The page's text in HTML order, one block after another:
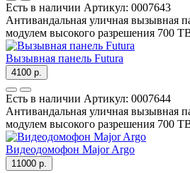
Есть в наличии Артикул: 0007643
Антивандальная уличная вызывная
модулем высокого разрешения 700
Вызывная панель Futura
4100 р.
Есть в наличии Артикул: 0007644
Антивандальная уличная вызывная
модулем высокого разрешения 700
Видеодомофон Major Argo
11000 р.